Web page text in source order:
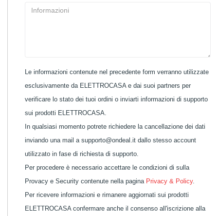
Le informazioni contenute nel precedente form verranno utilizzate
esclusivamente da ELETTROCASA e dai suoi partners per
verificare lo stato dei tuoi ordini o inviarti informazioni di supporto
sui prodotti ELETTROCASA.
In qualsiasi momento potrete richiedere la cancellazione dei dati
inviando una mail a supporto@ondeal.it dallo stesso account
utilizzato in fase di richiesta di supporto.
Per procedere è necessario accettare le condizioni di sulla
Provacy e Security contenute nella pagina Privacy & Policy.
Per ricevere informazioni e rimanere aggiornati sui prodotti
ELETTROCASA confermare anche il consenso all'iscrizione alla